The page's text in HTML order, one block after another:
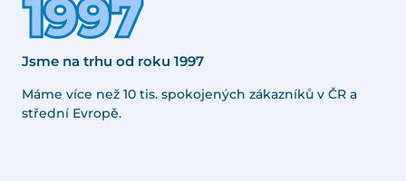
Jsme na trhu od roku 1997
Máme více než 10 tis. spokojených zákazníků v ČR a
střední Evropě.